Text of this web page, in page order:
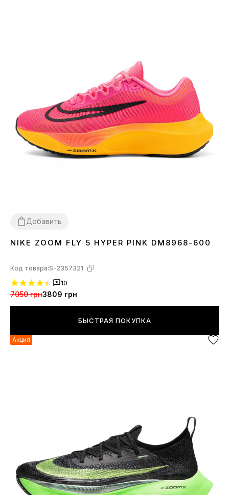
Добавить
4041 42434445
NIKE ZOOM FLY 5 HYPER PINK DM8968-600
Код товара:S-2357321
10
7050 грн3809 грн
БЫСТРАЯ ПОКУПКА
Акция